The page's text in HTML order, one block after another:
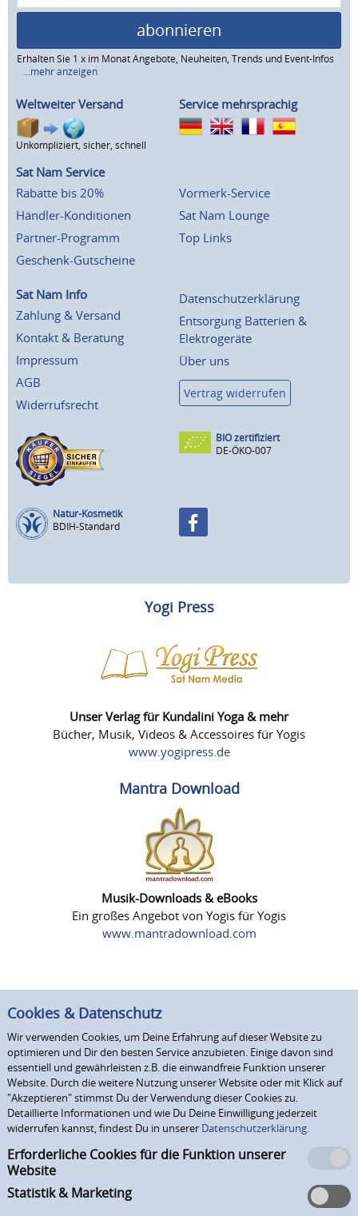
abonnieren
Erhalten Sie 1 x im Monat Angebote, Neuheiten, Trends und Event-Infos
...mehr anzeigen
Weltweiter Versand
Unkompliziert, sicher, schnell
Service mehrsprachig
Sat Nam Service
Rabatte bis 20%
Händler-Konditionen
Partner-Programm
Geschenk-Gutscheine
Vormerk-Service
Sat Nam Lounge
Top Links
Sat Nam Info
Zahlung & Versand
Kontakt & Beratung
Impressum
AGB
Widerrufsrecht
Datenschutzerklärung
Entsorgung Batterien &
Elektrogeräte
Über uns
Vertrag widerrufen
BIO zertifiziert
DE-ÖKO-007
Natur-Kosmetik
BDIH-Standard
Yogi Press
Unser Verlag für Kundalini Yoga & mehr
Bücher, Musik, Videos & Accessoires für Yogis
www.yogipress.de
Mantra Download
Musik-Downloads & eBooks
Ein großes Angebot von Yogis für Yogis
www.mantradownload.com
Cookies & Datenschutz
Wir verwenden Cookies, um Deine Erfahrung auf dieser Website zu
optimieren und Dir den besten Service anzubieten. Einige davon sind
essentiell und gewährleisten z.B. die einwandfreie Funktion unserer
Website. Durch die weitere Nutzung unserer Website oder mit Klick auf
"Akzeptieren" stimmst Du der Verwendung dieser Cookies zu.
Detaillierte Informationen und wie Du Deine Einwilligung jederzeit
widerrufen kannst, findest Du in unserer Datenschutzerklärung.
Erforderliche Cookies für die Funktion unserer
Website
Statistik & Marketing